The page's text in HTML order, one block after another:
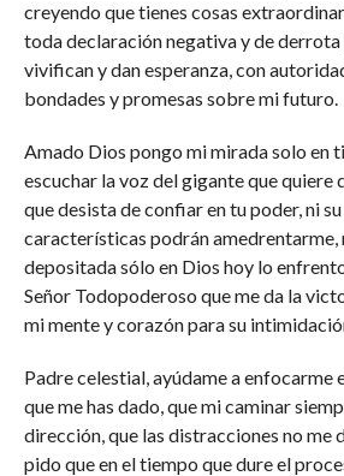
creyendo que tienes cosas
toda declaración negativa y de derrota
vivifican y dan esperanza, con
bondades y promesas sobre mi futuro.
Amado Dios pongo mi mirada solo en
escuchar la voz del gigante que
que desista de confiar en tu poder, ni
características podrán amedrentarme,
depositada sólo en Dios hoy lo
Señor Todopoderoso que me da la
mi mente y corazón para su
Padre celestial, ayúdame a enfocarme
que me has dado, que mi caminar
dirección, que las distracciones no me
pido que en el tiempo que dure el